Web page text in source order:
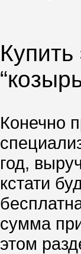
Конечно
год,
кстати
сумма
этом